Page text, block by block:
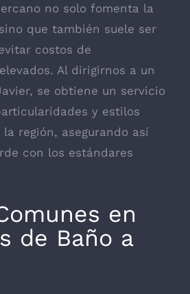
no solo fomenta la
que también suele ser
costos de
Al dirigirnos a un
se obtiene un servicio
y estilos
región, asegurando así
con los estándares
en
de Baño a